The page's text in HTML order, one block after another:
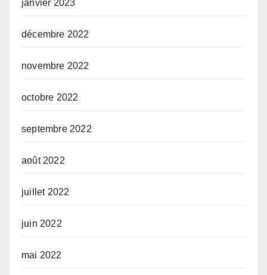
janvier 2023
décembre 2022
novembre 2022
octobre 2022
septembre 2022
août 2022
juillet 2022
juin 2022
mai 2022